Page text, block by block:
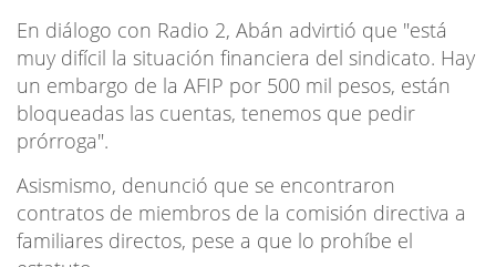
En diálogo con Radio 2, Abán advirtió que "está
muy difícil la situación financiera del sindicato. Hay
un embargo de la AFIP por 500 mil pesos, están
bloqueadas las cuentas, tenemos que pedir
prórroga".
Asismismo, denunció que se encontraron
contratos de miembros de la comisión directiva a
familiares directos, pese a que lo prohíbe el